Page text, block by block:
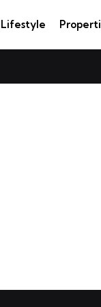
Lifestyle Properti